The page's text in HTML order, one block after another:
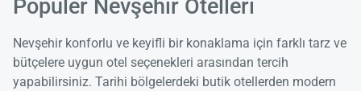
Popüler Nevşehir Otelleri
Nevşehir konforlu ve keyifli bir konaklama için farklı tarz ve
bütçelere uygun otel seçenekleri arasından tercih
yapabilirsiniz. Tarihi bölgelerdeki butik otellerden modern